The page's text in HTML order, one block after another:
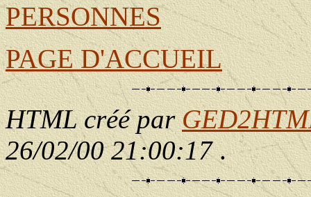
PERSONNES
PAGE D'ACCUEIL
HTML créé par
26/02/00 21:00:17.